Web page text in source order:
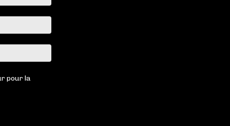
:*
:*
:
pour la